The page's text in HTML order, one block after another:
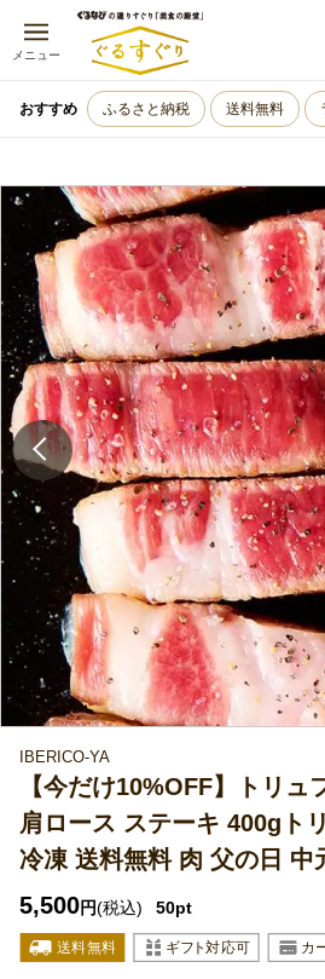
メニュー
おすすめ ふるさと納税 送料無料
IBERICO-YA
【今だけ10%OFF】トリュ
肩ロース ステーキ 400gト
冷凍 送料無料 肉 父の日 中
5,500円(税込) 50pt